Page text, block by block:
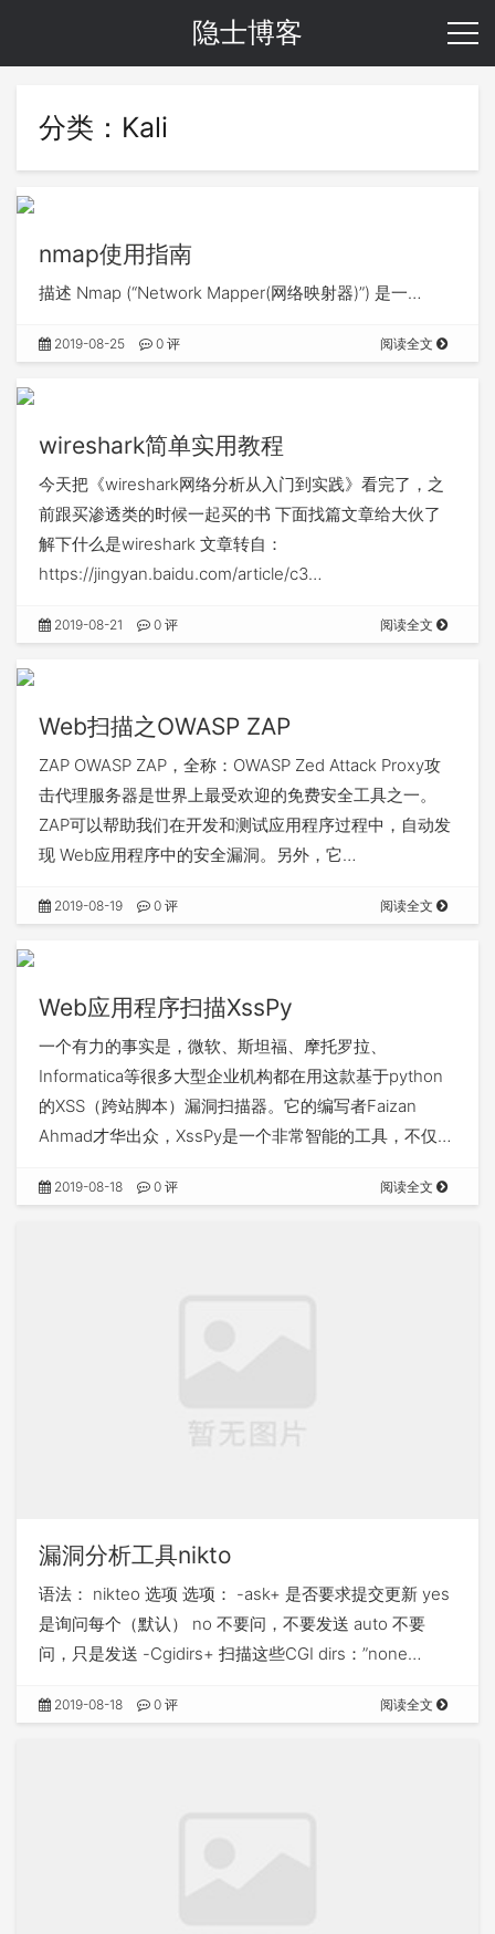
隐士博客
分类：Kali
nmap使用指南
描述 Nmap (“Network Mapper(网络映射器)”) 是一…
2019-08-25 0 评 阅读全文
wireshark简单实用教程
今天把《wireshark网络分析从入门到实践》看完了，之
前跟买渗透类的时候一起买的书 下面找篇文章给大伙了
解下什么是wireshark 文章转自：
https://jingyan.baidu.com/article/c3…
2019-08-21 0 评 阅读全文
Web扫描之OWASP ZAP
ZAP OWASP ZAP，全称：OWASP Zed Attack Proxy攻
击代理服务器是世界上最受欢迎的免费安全工具之一。
ZAP可以帮助我们在开发和测试应用程序过程中，自动发
现 Web应用程序中的安全漏洞。另外，它…
2019-08-19 0 评 阅读全文
Web应用程序扫描XssPy
一个有力的事实是，微软、斯坦福、摩托罗拉、
Informatica等很多大型企业机构都在用这款基于python
的XSS（跨站脚本）漏洞扫描器。它的编写者Faizan
Ahmad才华出众，XssPy是一个非常智能的工具，不仅…
2019-08-18 0 评 阅读全文
漏洞分析工具nikto
语法： nikteo 选项 选项： -ask+ 是否要求提交更新 yes
是询问每个（默认） no 不要问，不要发送 auto 不要
问，只是发送 -Cgidirs+ 扫描这些CGI dirs：”none…
2019-08-18 0 评 阅读全文